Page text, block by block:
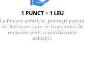
1 PUNCT = 1 LEU
La fiecare achiziție, primești puncte
de fidelitate care se transformă în
reducere pentru următoarele
achiziții.